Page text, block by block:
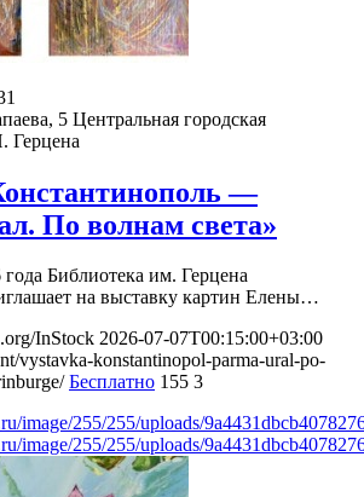
5 Центральная городская
Герцена
—
По волнам света»
Библиотека им. Герцена
на выставку картин Елены…
InStock 2026-07-07T00:15:00+03:00
vystavka-konstantinopol-parma-ural-po-
Бесплатно 155 3
image/255/255/uploads/
image/255/255/uploads/